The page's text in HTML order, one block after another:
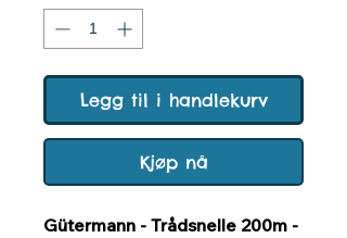
Legg til i handlekurv
Kjøp nå
Gütermann - Trådsnelle 200m -